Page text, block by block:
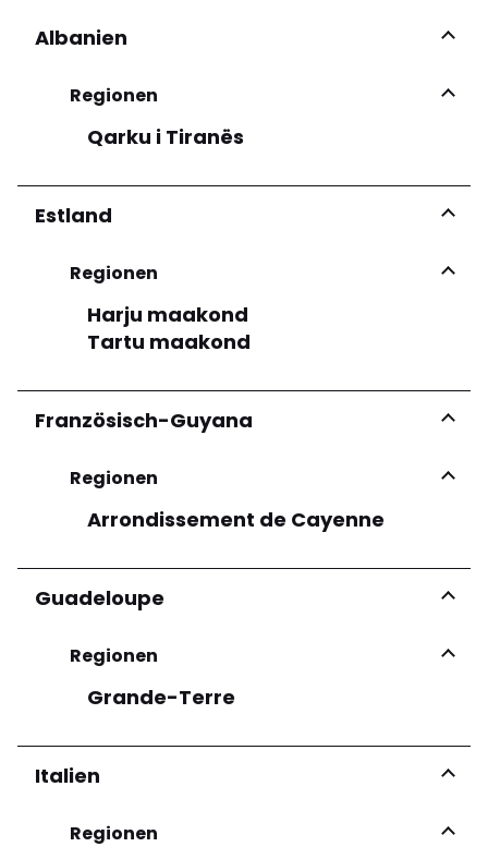
Mehr sehen
Albanien
Regionen
Qarku i Tiranës
Estland
Regionen
Harju maakond
Tartu maakond
Französisch-Guyana
Regionen
Arrondissement de Cayenne
Guadeloupe
Regionen
Grande-Terre
Italien
Regionen